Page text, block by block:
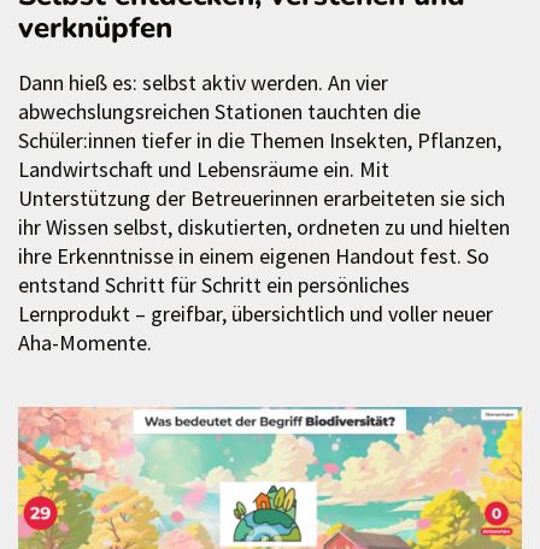
verknüpfen
Dann hieß es: selbst aktiv werden. An vier
abwechslungsreichen Stationen tauchten die
Schüler:innen tiefer in die Themen Insekten, Pflanzen,
Landwirtschaft und Lebensräume ein. Mit
Unterstützung der Betreuerinnen erarbeiteten sie sich
ihr Wissen selbst, diskutierten, ordneten zu und hielten
ihre Erkenntnisse in einem eigenen Handout fest. So
entstand Schritt für Schritt ein persönliches
Lernprodukt – greifbar, übersichtlich und voller neuer
Aha-Momente.